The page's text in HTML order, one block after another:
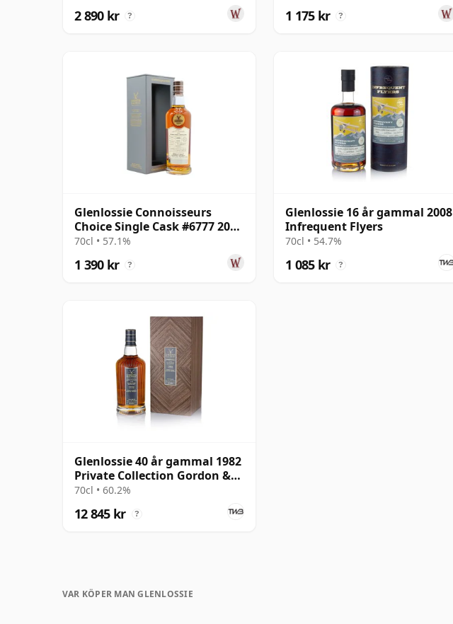
2 890 kr ? 1 175 kr ?
Glenlossie Connoisseurs
Choice Single Cask #6777 2008
16 år gammal
70cl • 57.1%
1 390 kr ?
Glenlossie 16 år gammal 2008
Infrequent Flyers
70cl • 54.7%
1 085 kr ?
Glenlossie 40 år gammal 1982
Private Collection Gordon &
MacPhail
70cl • 60.2%
12 845 kr ?
VAR KÖPER MAN GLENLOSSIE